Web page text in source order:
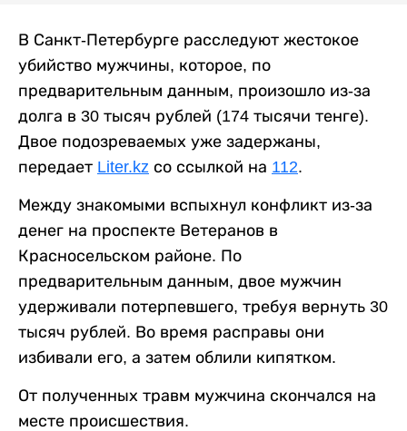
В Санкт-Петербурге расследуют жестокое
убийство мужчины, которое, по
предварительным данным, произошло из-за
долга в 30 тысяч рублей (174 тысячи тенге).
Двое подозреваемых уже задержаны,
передает Liter.kz со ссылкой на 112.
Между знакомыми вспыхнул конфликт из-за
денег на проспекте Ветеранов в
Красносельском районе. По
предварительным данным, двое мужчин
удерживали потерпевшего, требуя вернуть 30
тысяч рублей. Во время расправы они
избивали его, а затем облили кипятком.
От полученных травм мужчина скончался на
месте происшествия.